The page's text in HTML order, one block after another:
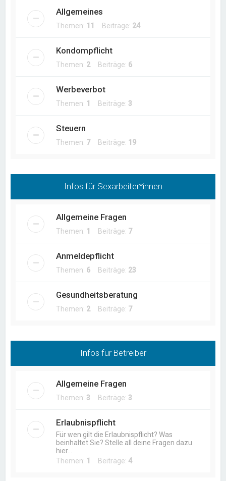
Allgemeines
Themen: 11 Beiträge: 24
Kondompflicht
Themen: 2Beiträge: 6
Werbeverbot
Themen: 1 Beiträge: 3
Steuern
Themen: 7Beiträge: 19
Infos für Sexarbeiter*innen
Allgemeine Fragen
Themen: 1 Beiträge: 7
Anmeldepflicht
Themen: 6 Beiträge: 23
Gesundheitsberatung
Themen: 2Beiträge: 7
Infos für Betreiber
Allgemeine Fragen
Themen: 3 Beiträge: 3
Erlaubnispflicht
Für wen gilt die Erlaubnispflicht? Was
beinhaltet Sie? Stelle all deine Fragen dazu
hier...
Themen: 1 Beiträge:4